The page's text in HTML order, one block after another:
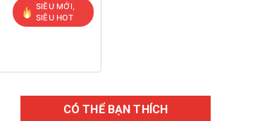
SIÊU MỚI,
SIÊU HOT
CÓ THỂ BẠN THÍCH